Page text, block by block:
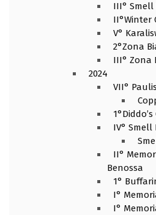
III° Smell
II°Winter
V°
2°Zona
III° Zona
2024
VII°
IV° Smell
II°
Benossa
1°
I°
I°